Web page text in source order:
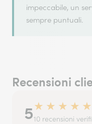
impeccabile, un
sempre puntuali.
Recensioni
5★ ★ ★ ★ ★
10 recensioni